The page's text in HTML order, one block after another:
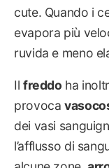
cute. Quando i
evapora più
ruvida e meno
Il freddo ha
provoca
dei vasi
l’afflusso di